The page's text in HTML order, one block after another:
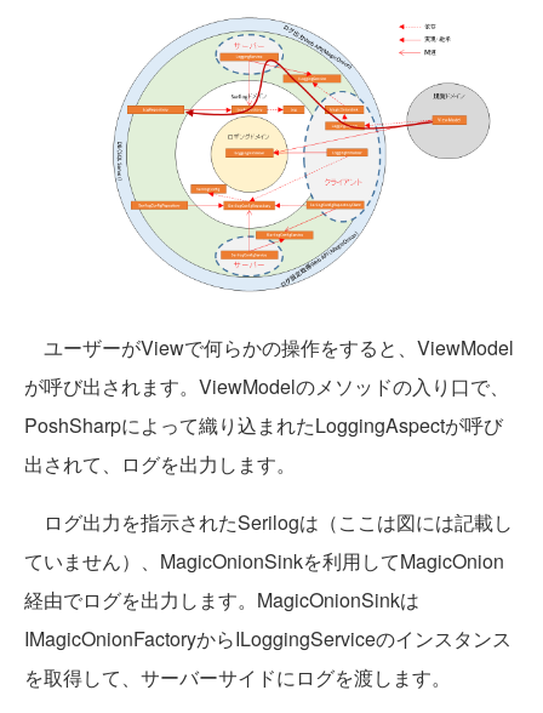
ユーザーがViewで何らかの操作をすると、ViewModel
が呼び出されます。ViewModelのメソッドの入り口で、
PoshSharpによって織り込まれたLoggingAspectが呼び
出されて、ログを出力します。
ログ出力を指示されたSerilogは（ここは図には記載し
ていません）、MagicOnionSinkを利用してMagicOnion
経由でログを出力します。MagicOnionSinkは
IMagicOnionFactoryからILoggingServiceのインスタンス
を取得して、サーバーサイドにログを渡します。